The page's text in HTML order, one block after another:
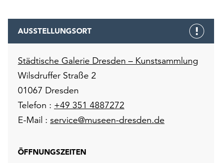
AUSSTELLUNGSORT
Städtische Galerie Dresden – Kunstsammlung
Wilsdruffer Straße 2
01067 Dresden
Telefon : +49 351 4887272
E-Mail : service@museen-dresden.de
ÖFFNUNGSZEITEN